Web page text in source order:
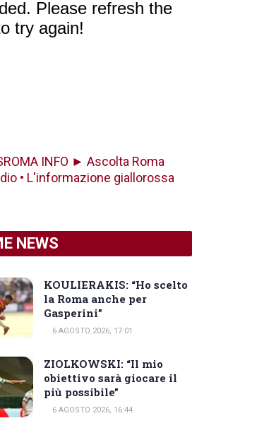
INFO ► Ascolta Roma
• L'informazione giallorossa
NEWS
KOULIERAKIS: “Ho scelto
la Roma anche per
Gasperini”
6 AGOSTO 2026, 17:01
ZIOLKOWSKI: “Il mio
obiettivo sarà giocare il
più possibile”
6 AGOSTO 2026, 16:44